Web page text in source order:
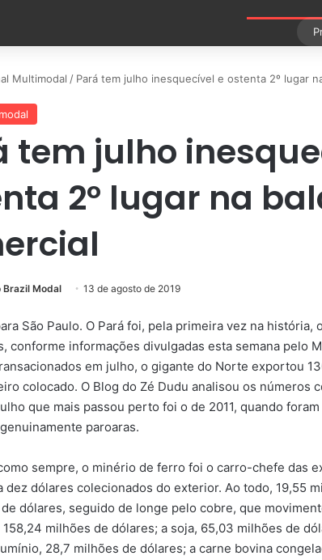
Multimodal / Pará tem julho inesquecível e ostenta 2º lugar
tem julho
2º lugar na
Brazil Modal 13 de agosto de 2019
São Paulo. O Pará foi, pela primeira vez na
conforme informações divulgadas esta semana pelo
em julho, o gigante do Norte exportou
colocado. O Blog do Zé Dudu analisou os números
que mais passou perto foi o de 2011, quando
paroaras.
sempre, o minério de ferro foi o carro-chefe das
dez dólares colecionados do exterior. Ao todo, 19,55
de dólares, seguido de longe pelo cobre, que
milhões de dólares; a soja, 65,03 milhões de
28,7 milhões de dólares; a carne bovina